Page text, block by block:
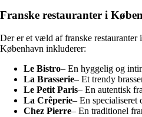
Franske restauranter i
Der er et væld af franske restauranter
København inkluderer:
Le Bistro– En hyggelig og
La Brasserie– Et trendy
Le Petit Paris– En autentisk
La Crêperie– En specialiseret
Chez Pierre– En traditionel